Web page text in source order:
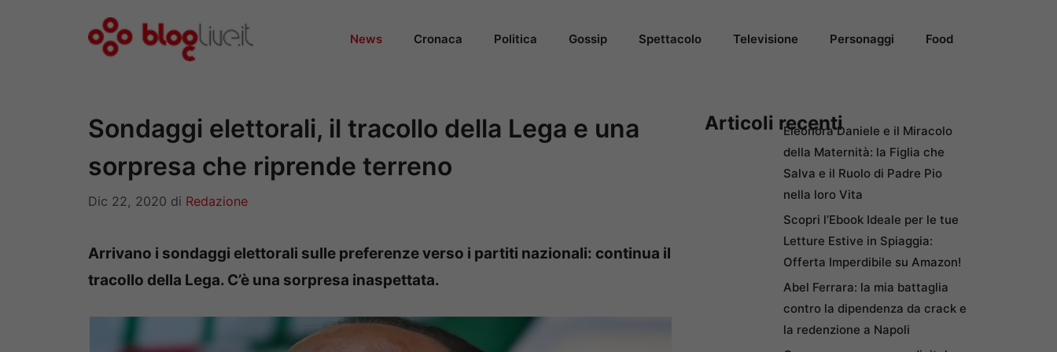
News Cronaca Politica Gossip Spettacolo Televisione Personaggi Food
Sondaggi elettorali, il tracollo della Lega e una
sorpresa che riprende terreno
Dic 22, 2020 di Redazione
Arrivano i sondaggi elettorali sulle preferenze verso i partiti nazionali: continua il
tracollo della Lega. C’è una sorpresa inaspettata.
Articoli recentiEleonora Daniele e il Miracolo
della Maternità: la Figlia che
Salva e il Ruolo di Padre Pio
nella loro Vita
Scopri l’Ebook Ideale per le tue
Letture Estive in Spiaggia:
Offerta Imperdibile su Amazon!
Abel Ferrara: la mia battaglia
contro la dipendenza da crack e
la redenzione a Napoli